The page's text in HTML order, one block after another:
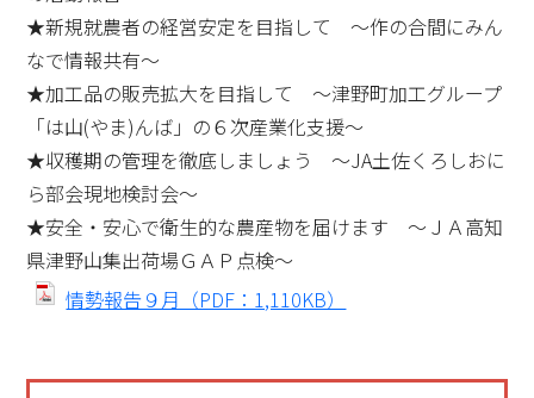
★新規就農者の経営安定を目指して ～作の合間にみん
なで情報共有～
★加工品の販売拡大を目指して ～津野町加工グループ
「は山(やま)んば」の６次産業化支援～
★収穫期の管理を徹底しましょう ～JA土佐くろしおに
ら部会現地検討会～
★安全・安心で衛生的な農産物を届けます ～ＪＡ高知
県津野山集出荷場ＧＡＰ点検～
情勢報告９月（PDF：1,110KB）